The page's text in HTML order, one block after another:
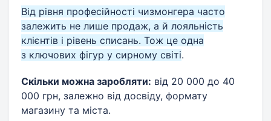
Від рівня професійності чизмонгера часто
залежить не лише продаж, а й лояльність
клієнтів і рівень списань. Тож це одна
з ключових фігур у сирному світі.
Скільки можна заробляти: від 20 000 до 40
000 грн, залежно від досвіду, формату
магазину та міста.